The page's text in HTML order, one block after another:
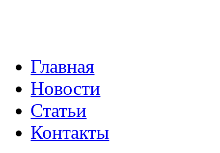
Главная
Новости
Статьи
Контакты